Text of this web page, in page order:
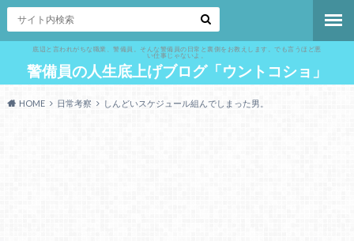
底辺と言われがちな職業、警備員。そんな警備員の日常と裏側をお教えします。でも言うほど悪
い仕事じゃないよ。
警備員の人生底上げブログ「ウントコショ」
HOME 日常考察 しんどいスケジュール組んでしまった男。